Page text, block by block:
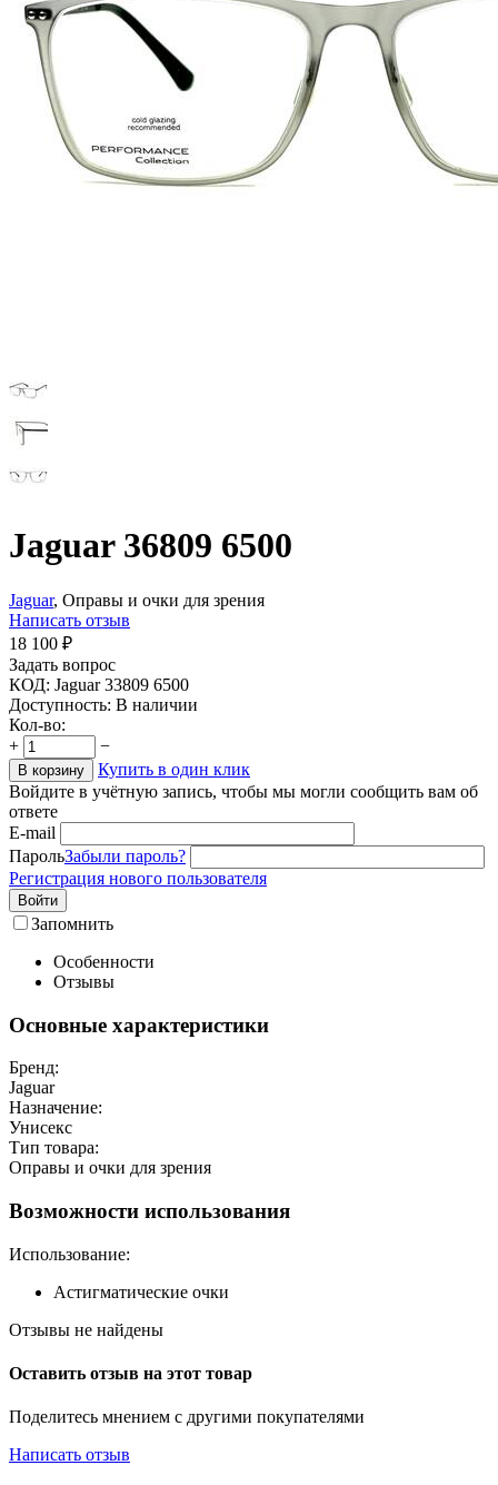
Jaguar 36809 6500
Jaguar, Оправы и очки для зрения
Написать отзыв
18 100 ₽
Задать вопрос
КОД: Jaguar 33809 6500
Доступность: В наличии
Кол-во:
+
−
В корзину
Купить в один клик
Войдите в учётную запись, чтобы мы могли сообщить вам об
ответе
E-mail
ПарольЗабыли пароль?
Регистрация нового пользователя
Войти
Запомнить
Особенности
Отзывы
Основные характеристики
Бренд:
Jaguar
Назначение:
Унисекс
Тип товара:
Оправы и очки для зрения
Возможности использования
Использование:
Астигматические очки
Отзывы не найдены
Оставить отзыв на этот товар
Поделитесь мнением с другими покупателями
Написать отзыв